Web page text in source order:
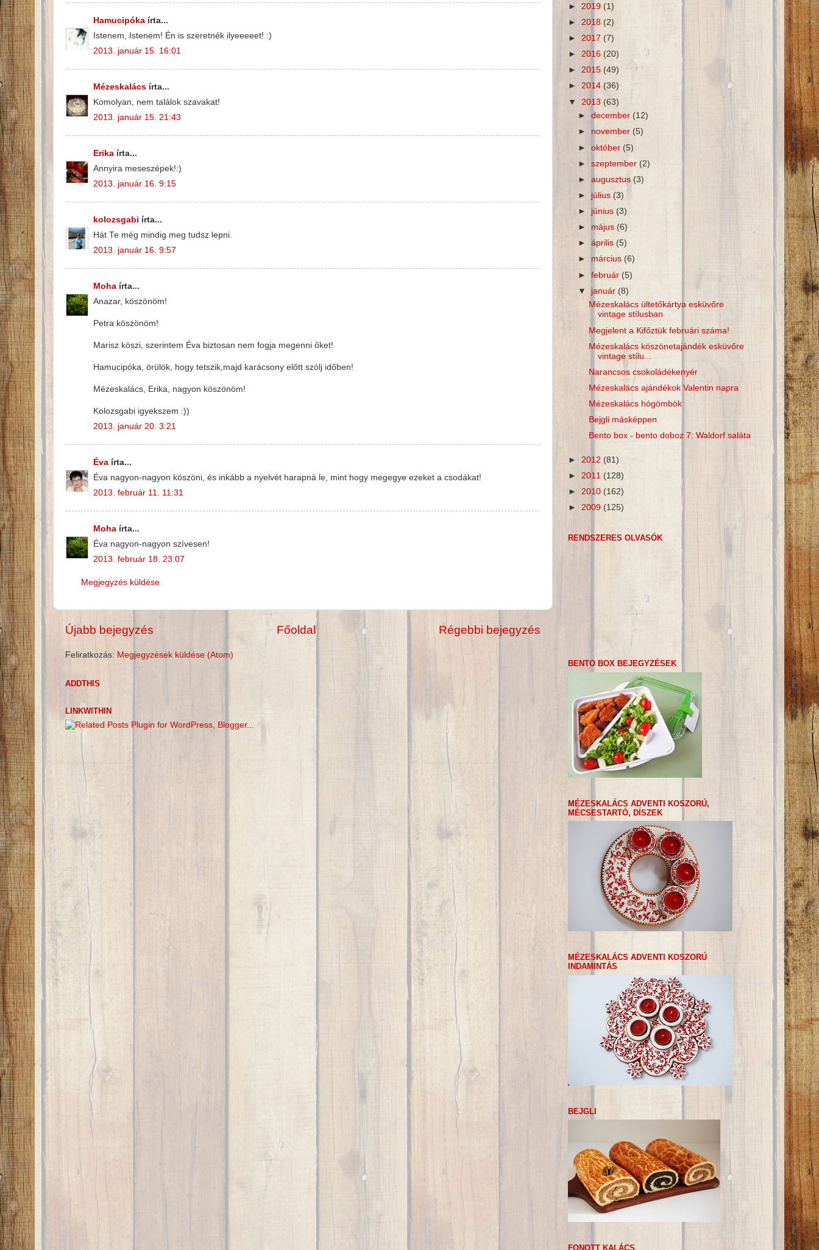
Hamucipóka írta...
Istenem, Istenem! Én is szeretnék ilyeeeeet! :)
2013. január 15. 16:01
Mézeskalács írta...
Komolyan, nem találok szavakat!
2013. január 15. 21:43
Erika írta...
Annyira meseszépek!:)
2013. január 16. 9:15
kolozsgabi írta...
Hát Te még mindig meg tudsz lepni.
2013. január 16. 9:57
Moha írta...
Anazar, köszönöm!
Petra köszönöm!
Marisz köszi, szerintem Éva biztosan nem fogja megenni őket!
Hamucipóka, örülök, hogy tetszik,majd karácsony előtt szólj időben!
Mézeskalács, Erika, nagyon köszönöm!
Kolozsgabi igyekszem :))
2013. január 20. 3:21
Éva írta...
Éva nagyon-nagyon köszöni, és inkább a nyelvét harapná le, mint hogy megegye ezeket a csodákat!
2013. február 11. 11:31
Moha írta...
Éva nagyon-nagyon szívesen!
2013. február 18. 23:07
Megjegyzés küldése
Újabb bejegyzés Régebbi bejegyzés
Főoldal
Feliratkozás: Megjegyzések küldése (Atom)
ADDTHIS
LINKWITHIN
► 2019 (1)
► 2018 (2)
► 2017 (7)
► 2016 (20)
► 2015 (49)
► 2014 (36)
▼ 2013 (63)
►december (12)
► november (5)
►október (5)
►szeptember(2)
►augusztus(3)
► július (3)
► június (3)
► május (6)
►április (5)
► március (6)
►február(5)
▼ január (8)
Mézeskalács ültetőkártya esküvőre
vintage stílusban
Megjelent a Kifőztük februári száma!
Mézeskalács köszönetajándék esküvőre
vintage stílu...
Narancsos csokoládékenyér
Mézeskalács ajándékok Valentin napra
Mézeskalács hógömbök
Bejgli másképpen
Bento box - bento doboz 7: Waldorf saláta
► 2012 (81)
► 2011 (128)
► 2010 (162)
► 2009 (125)
RENDSZERES OLVASÓK
BENTO BOX BEJEGYZÉSEK
MÉZESKALÁCS ADVENTI KOSZORÚ,
MÉCSESTARTÓ, DÍSZEK
MÉZESKALÁCS ADVENTI KOSZORÚ
INDAMINTÁS
BEJGLI
FONOTT KALÁCS